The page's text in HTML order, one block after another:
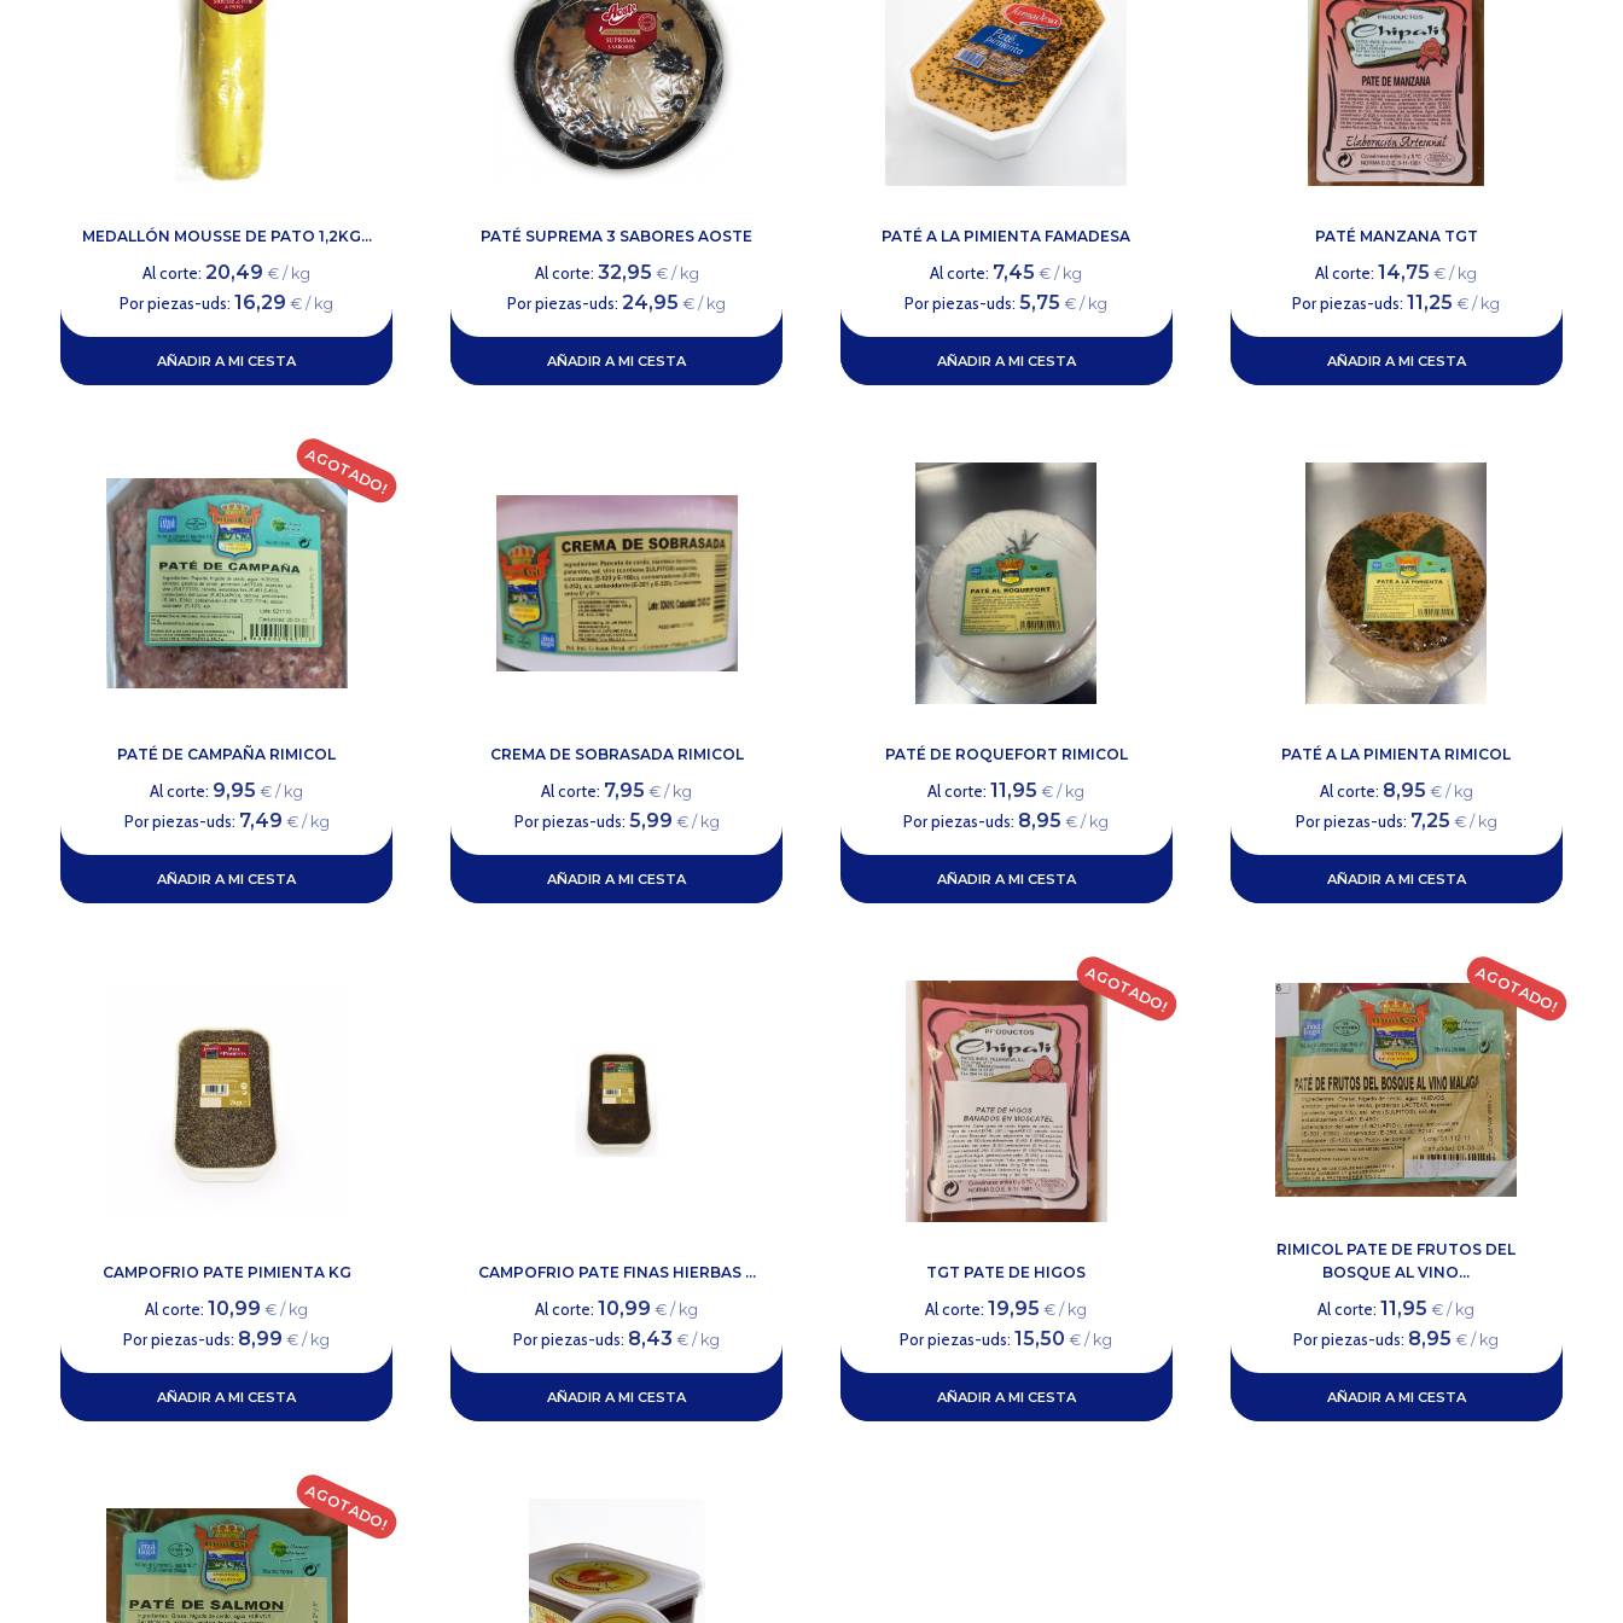
MEDALLÓN MOUSSE DE PATO 1,2KG...
Al corte:20,49 € / kg
Por piezas-uds:16,29 € / kg
AÑADIR A MI CESTA
PATÉ SUPREMA 3 SABORES AOSTE
Al corte: 32,95 € / kg
Por piezas-uds:24,95 € / kg
AÑADIR A MI CESTA
PATÉ A LA PIMIENTA FAMADESA
Al corte: 7,45 € / kg
Por piezas-uds:5,75 € / kg
AÑADIR A MI CESTA
PATÉ MANZANA TGT
Al corte:14,75 € / kg
Por piezas-uds:11,25 € / kg
AÑADIR A MI CESTA
PATÉ DE CAMPAÑA RIMICOL
Al corte: 9,95 € / kg
Por piezas-uds: 7,49 € / kg
AÑADIR A MI CESTA
AGOTADO!
CREMA DE SOBRASADA RIMICOL
Al corte: 7,95 € / kg
Por piezas-uds: 5,99 € / kg
AÑADIR A MI CESTA
PATÉ DE ROQUEFORT RIMICOL
Al corte:11,95 € / kg
Por piezas-uds: 8,95 € / kg
AÑADIR A MI CESTA
PATÉ A LA PIMIENTA RIMICOL
Al corte: 8,95 € / kg
Por piezas-uds: 7,25 € / kg
AÑADIR A MI CESTA
CAMPOFRIO PATE PIMIENTA KG
Al corte:10,99 € / kg
Por piezas-uds: 8,99 € / kg
AÑADIR A MI CESTA
CAMPOFRIO PATE FINAS HIERBAS ...
Al corte:10,99 € / kg
Por piezas-uds: 8,43 € / kg
AÑADIR A MI CESTA
TGT PATE DE HIGOS
Al corte:19,95 € / kg
Por piezas-uds:15,50 € / kg
AÑADIR A MI CESTA
AGOTADO!
RIMICOL PATE DE FRUTOS DEL
BOSQUE AL VINO...
Al corte:11,95 € / kg
Por piezas-uds: 8,95 € / kg
AÑADIR A MI CESTA
AGOTADO!
AGOTADO!